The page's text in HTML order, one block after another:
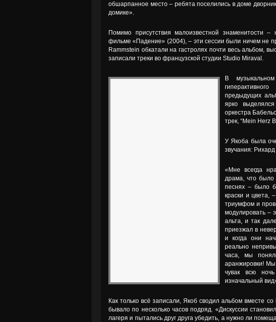
обшарпанное место – ребята поселились в доме
домике».
Помимо присутствия малоизвестной знаменитости
фильме «Падение» (2004), – эти сессии были ничем не
Rammstein обкатали на гастролях почти весь альбом,
записали треки во французской студии Studio Miraval.
В
предыдущих
ярко выделялся
оркестра
трек, “Mein Herz
У Якоба была
звучания:
«Мне всегда
драма, что было
песнях – было
краски и цвета,
триумфом и
модулировать –
альта, и так
приезжал в
и когда они
реально
часа, мы
аранжировки! Мы
чувак всю
изначальный
Как только всё записали, Якоб сводил альбом вместе
бывало по несколько часов подряд. «Дискуссии
лагеря и пытались друг друга убедить, а нужно ли